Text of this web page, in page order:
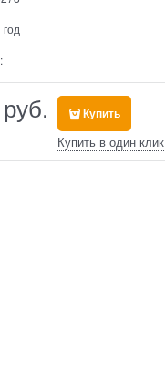
год
Купить
Купить в один клик